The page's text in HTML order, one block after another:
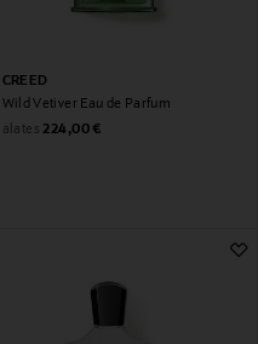
CREED
Wild Vetiver Eau de Parfum
alates Original Price
224,00 €